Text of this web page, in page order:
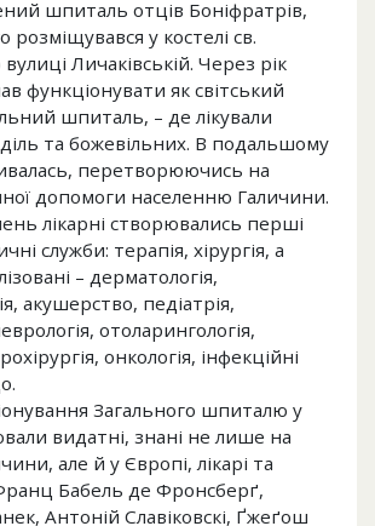
шпиталь отців Боніфратрів,
розміщувався у костелі св.
Личаківській. Через рік
функціонувати як світський
шпиталь, – де лікували
та божевільних. В подальшому
перетворюючись на
допомоги населенню Галичини.
лікарні створювались перші
служби: терапія, хірургія, а
– дерматологія,
акушерство, педіатрія,
отоларингологія,
онкологія, інфекційні
Загального шпиталю у
видатні, знані не лише на
але й у Європі, лікарі та
Бабель де Фронсберґ,
Антоній Славіковскі, Ґжеґош